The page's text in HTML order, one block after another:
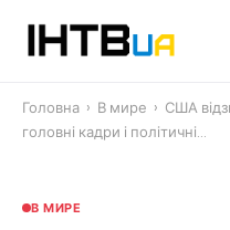
Головна › В мире › США
головні кадри і політичні…
В МИРЕ